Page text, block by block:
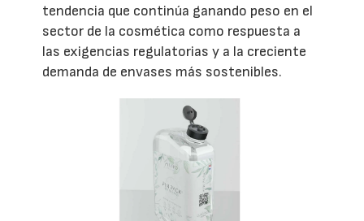
tendencia que continúa ganando peso en el
sector de la cosmética como respuesta a
las exigencias regulatorias y a la creciente
demanda de envases más sostenibles.